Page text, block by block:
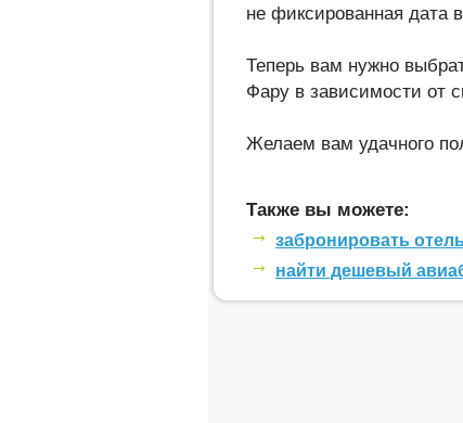
не фиксированная дата
Теперь вам нужно
Фару в зависимости от
Желаем вам удачного
Также вы можете:
забронировать
найти дешевый